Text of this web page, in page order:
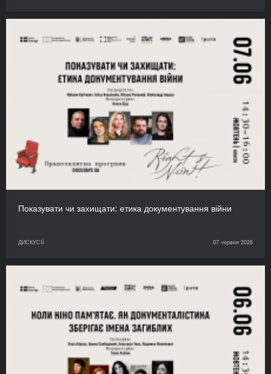
Показувати чи захищати: етика документування війни
ДИСКУСІЇ 07 червня 2026